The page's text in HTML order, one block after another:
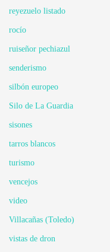
reyezuelo listado
rocío
ruiseñor pechiazul
senderismo
silbón europeo
Silo de La Guardia
sisones
tarros blancos
turismo
vencejos
video
Villacañas (Toledo)
vistas de dron